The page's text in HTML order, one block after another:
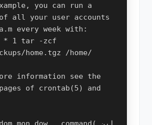
you can run a
of all your user accounts
every week with:
* 1 tar -zcf
home.tgz /home/
information see the
of crontab(5) and